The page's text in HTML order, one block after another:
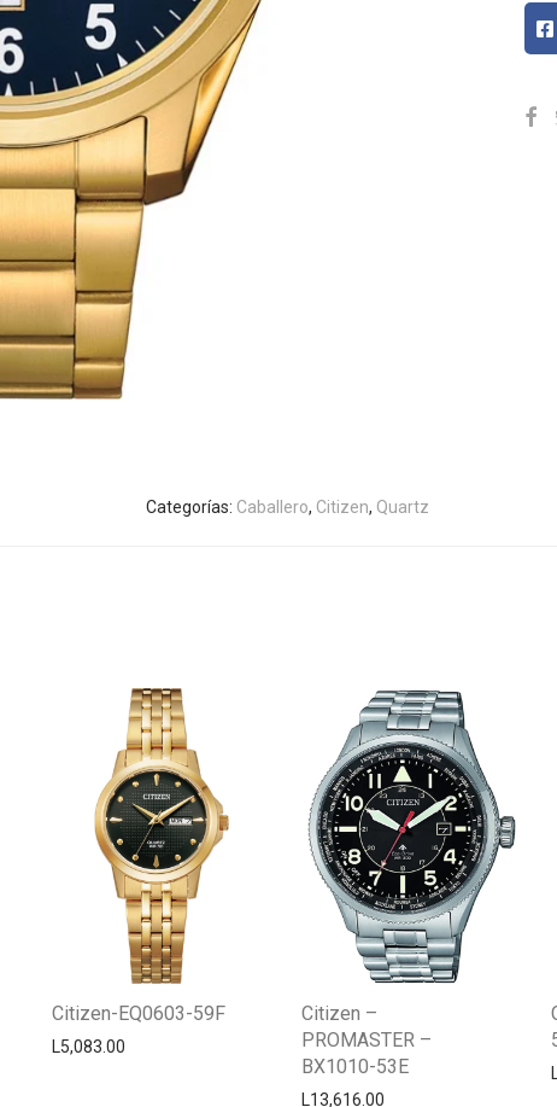
Categorías: Caballero, Citizen, Quartz
Citizen-EQ0603-59F
L5,083.00
Citizen –
PROMASTER –
BX1010-53E
L13,616.00
L